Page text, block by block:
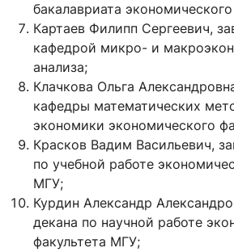
бакалавриата
Картаев Филипп Сергеевич,
кафедрой микро- и
анализа;
Клачкова Ольга
кафедры математических
экономики экономического
Красков Вадим Васильевич,
по учебной работе
МГУ;
Курдин Александр
декана по научной работе
факультета МГУ;